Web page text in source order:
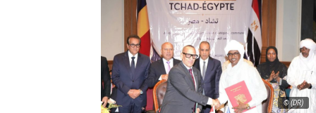
© (DR)